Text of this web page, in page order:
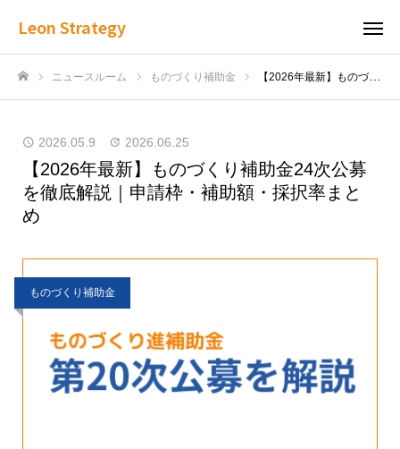
Leon Strategy
ニュースルーム ものづくり補助金 【2026年最新】ものづくり補助金24次公募を徹底解説｜申請枠・補助額・採択率まとめ
2026.05.9 2026.06.25
【2026年最新】ものづくり補助金24次公募
を徹底解説｜申請枠・補助額・採択率まと
め
ものづくり補助金